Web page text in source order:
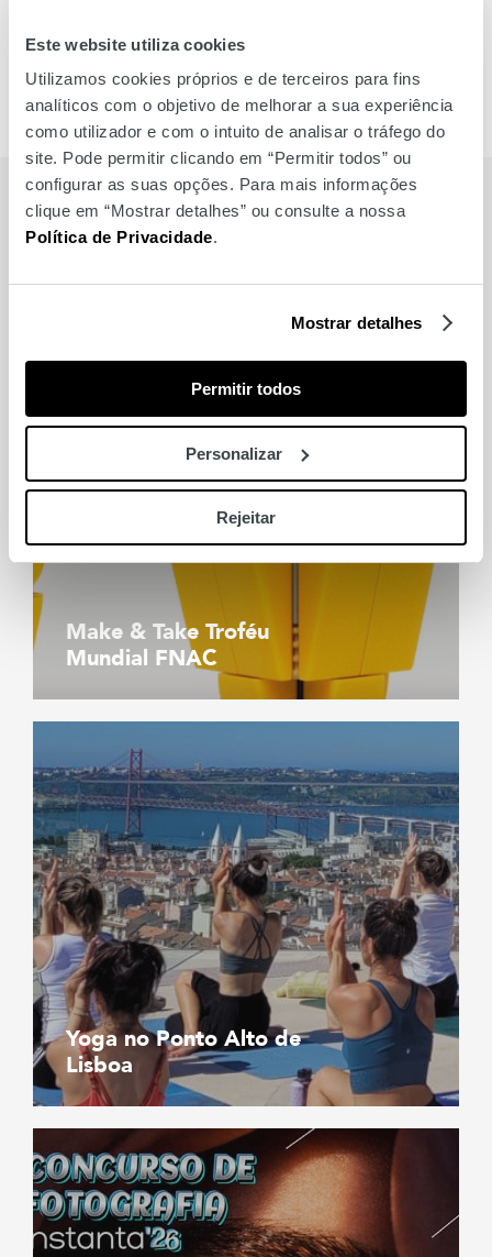
Este website utiliza cookies
Utilizamos cookies próprios e de terceiros para fins
analíticos com o objetivo de melhorar a sua experiência
como utilizador e com o intuito de analisar o tráfego do
site. Pode permitir clicando em “Permitir todos” ou
configurar as suas opções. Para mais informações
clique em “Mostrar detalhes” ou consulte a nossa
Política de Privacidade.
Mostrar detalhes
Permitir todos
Personalizar
Rejeitar
Relacionados
Make & Take Troféu
Mundial FNAC
Yoga no Ponto Alto de
Lisboa